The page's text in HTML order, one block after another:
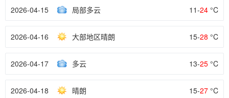
2026-04-15 局部多云 11-24 °C
2026-04-16 大部地区晴朗 15-28 °C
2026-04-17 多云 13-25 °C
2026-04-18 晴朗 15-27 °C